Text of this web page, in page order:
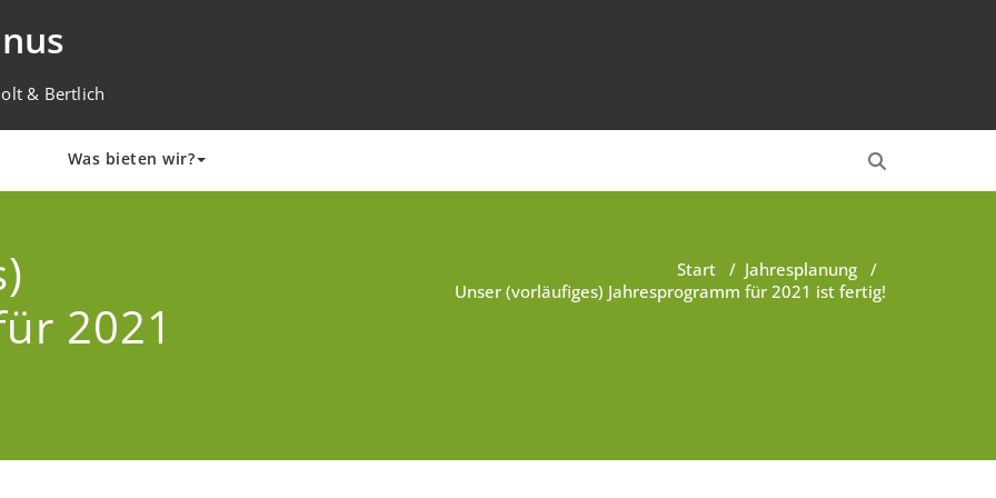
& Bertlich
Was bieten wir?
2021
Start / Jahresplanung /
Unser (vorläufiges) Jahresprogramm für 2021 ist fertig!